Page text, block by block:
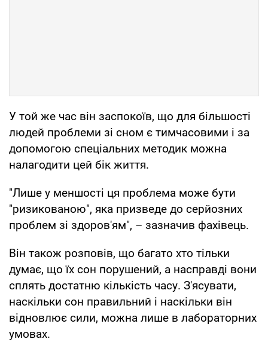
У той же час він заспокоїв, що для більшості
людей проблеми зі сном є тимчасовими і за
допомогою спеціальних методик можна
налагодити цей бік життя.
"Лише у меншості ця проблема може бути
"ризикованою", яка призведе до серйозних
проблем зі здоров'ям", – зазначив фахівець.
Він також розповів, що багато хто тільки
думає, що їх сон порушений, а насправді вони
сплять достатню кількість часу. З'ясувати,
наскільки сон правильний і наскільки він
відновлює сили, можна лише в лабораторних
умовах.